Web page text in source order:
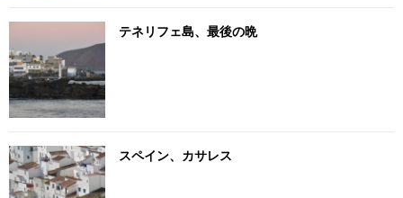
テネリフェ島、最後の晩
スペイン、カサレス